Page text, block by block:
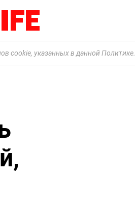
cookie, указанных в данной Политике.